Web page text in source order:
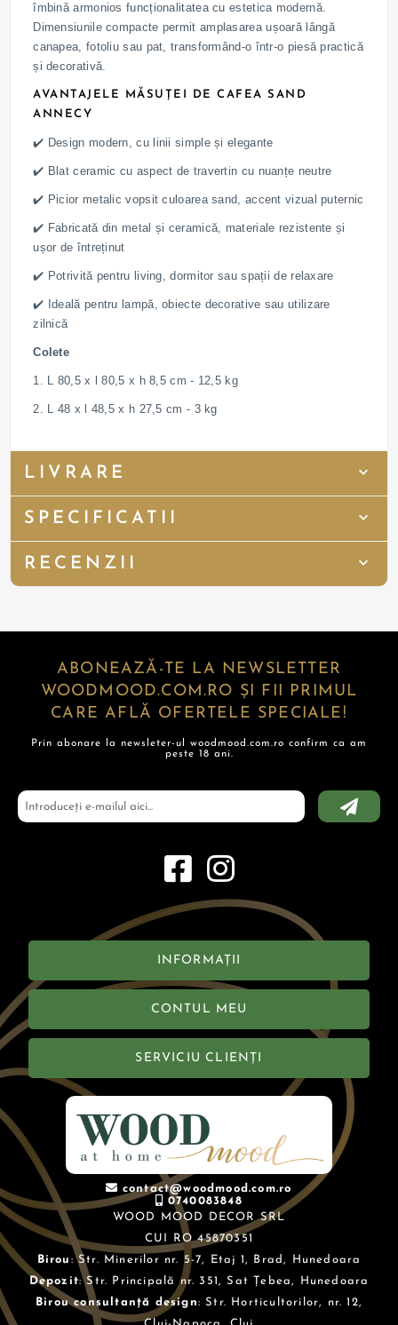
îmbină armonios funcționalitatea cu estetica modernă.
Dimensiunile compacte permit amplasarea ușoară lângă
canapea, fotoliu sau pat, transformând-o într-o piesă practică
și decorativă.
AVANTAJELE MĂSUȚEI DE CAFEA SAND
ANNECY
✔️ Design modern, cu linii simple și elegante
✔️ Blat ceramic cu aspect de travertin cu nuanțe neutre
✔️ Picior metalic vopsit culoarea sand, accent vizual puternic
✔️ Fabricată din metal și ceramică, materiale rezistente și
ușor de întreținut
✔️ Potrivită pentru living, dormitor sau spații de relaxare
✔️ Ideală pentru lampă, obiecte decorative sau utilizare
zilnică
Colete
1. L 80,5 x l 80,5 x h 8,5 cm - 12,5 kg
2. L 48 x l 48,5 x h 27,5 cm - 3 kg
LIVRARE
SPECIFICATII
RECENZII
ABONEAZĂ-TE LA NEWSLETTER
WOODMOOD.COM.RO ȘI FII PRIMUL
CARE AFLĂ OFERTELE SPECIALE!
Prin abonare la newsleter-ul woodmood.com.ro confirm ca am
peste 18 ani.
INFORMAȚII
CONTUL MEU
SERVICIU CLIENȚI
contact@woodmood.com.ro
0740083848
WOOD MOOD DECOR SRL
CUI RO 45870351
Birou : Str. Minerilor nr. 5-7, Etaj 1, Brad, Hunedoara
Depozit: Str. Principală nr. 351, Sat Țebea, Hunedoara
Birou consultanță design: Str. Horticultorilor, nr. 12,